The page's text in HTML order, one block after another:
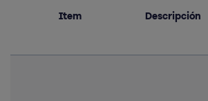
Item Descripción